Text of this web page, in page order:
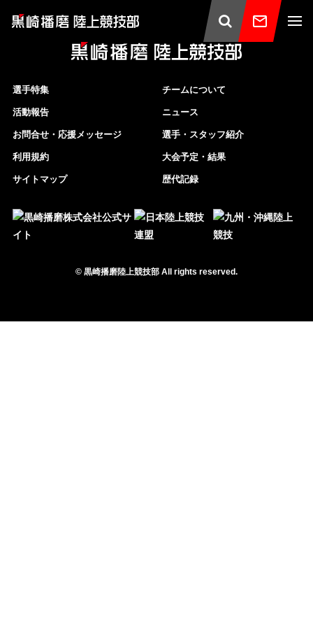
© 黒崎播磨陸上競技部 All rights reserved.
チームについて
ニュース
選手・スタッフ紹介
大会予定・結果
歴代記録
選手特集
活動報告
お問合せ・応援メッセージ
利用規約
サイトマップ